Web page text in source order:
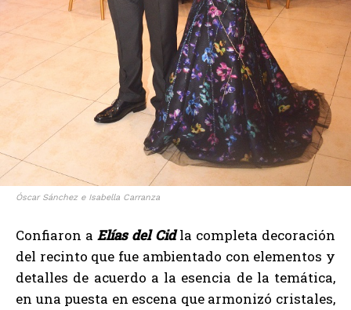
Óscar Sánchez e Isabella Carranza
Confiaron aElías del Cidla completa decoración
del recinto que fue ambientado con elementos y
detalles de acuerdo a la esencia de la temática,
en una puesta en escena que armonizó cristales,